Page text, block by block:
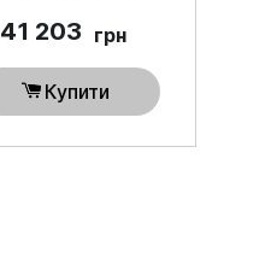
41 203 грн
Купити